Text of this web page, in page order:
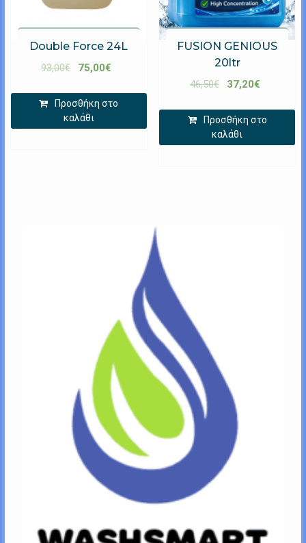
Double Force 24L
93,00€ 75,00€
Προσθήκη στο
καλάθι
FUSION GENIOUS
20ltr
46,50€ 37,20€
Προσθήκη στο
καλάθι